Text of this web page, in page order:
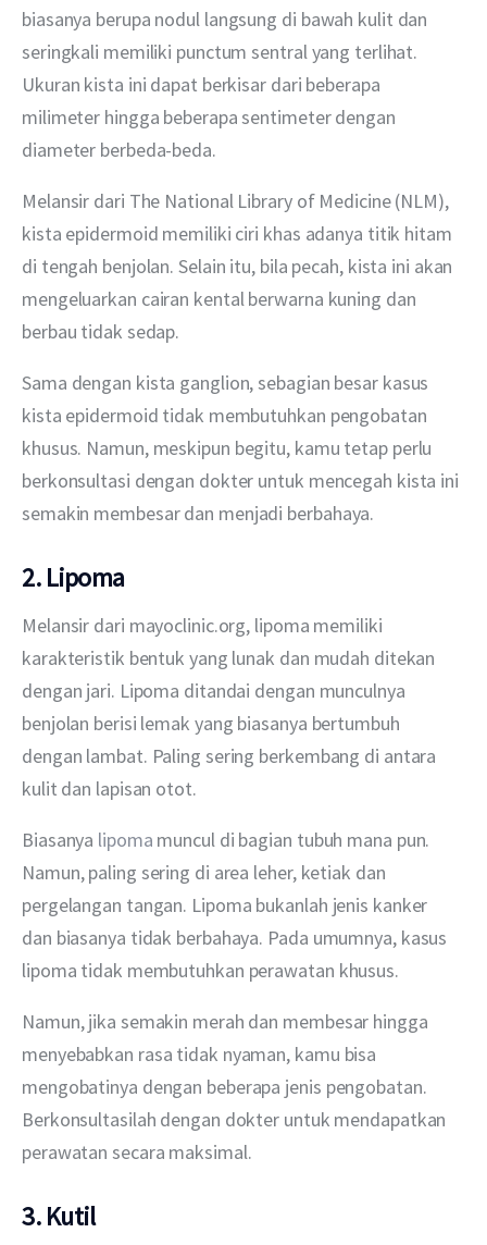
biasanya berupa nodul langsung di bawah kulit dan
seringkali memiliki punctum sentral yang terlihat.
Ukuran kista ini dapat berkisar dari beberapa
milimeter hingga beberapa sentimeter dengan
diameter berbeda-beda.
Melansir dari The National Library of Medicine (NLM),
kista epidermoid memiliki ciri khas adanya titik hitam
di tengah benjolan. Selain itu, bila pecah, kista ini akan
mengeluarkan cairan kental berwarna kuning dan
berbau tidak sedap.
Sama dengan kista ganglion, sebagian besar kasus
kista epidermoid tidak membutuhkan pengobatan
khusus. Namun, meskipun begitu, kamu tetap perlu
berkonsultasi dengan dokter untuk mencegah kista ini
semakin membesar dan menjadi berbahaya.
2. Lipoma
Melansir dari mayoclinic.org, lipoma memiliki
karakteristik bentuk yang lunak dan mudah ditekan
dengan jari. Lipoma ditandai dengan munculnya
benjolan berisi lemak yang biasanya bertumbuh
dengan lambat. Paling sering berkembang di antara
kulit dan lapisan otot.
Biasanya lipoma muncul di bagian tubuh mana pun.
Namun, paling sering di area leher, ketiak dan
pergelangan tangan. Lipoma bukanlah jenis kanker
dan biasanya tidak berbahaya. Pada umumnya, kasus
lipoma tidak membutuhkan perawatan khusus.
Namun, jika semakin merah dan membesar hingga
menyebabkan rasa tidak nyaman, kamu bisa
mengobatinya dengan beberapa jenis pengobatan.
Berkonsultasilah dengan dokter untuk mendapatkan
perawatan secara maksimal.
3. Kutil